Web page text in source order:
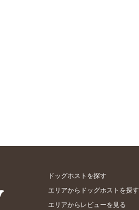
ドッグホストを探す
エリアからドッグホストを探す
エリアからレビューを見る